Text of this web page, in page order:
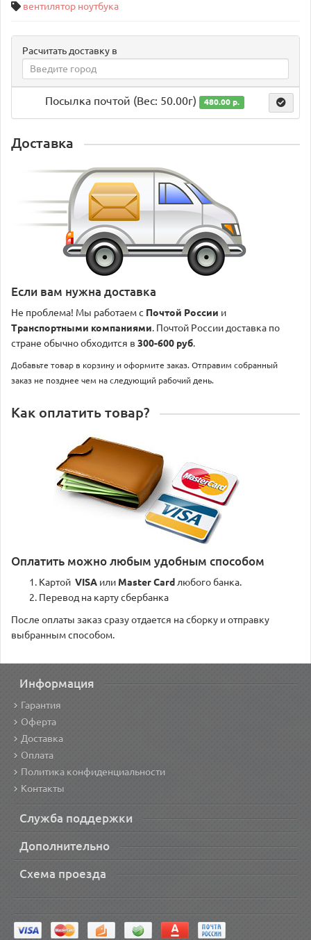
вентилятор ноутбука
Расчитать доставку в
Посылка почтой (Вес: 50.00г) 480.00 р.
Доставка
Если вам нужна доставка
Не проблема! Мы работаем с Почтой России и
Транспортными компаниями. Почтой России доставка по
стране обычно обходится в 300-600 руб.
Добавьте товар в корзину и оформите заказ. Отправим собранный
заказ не позднее чем на следующий рабочий день.
Как оплатить товар?
Оплатить можно любым удобным способом
Картой VISA или Master Card любого банка.
Перевод на карту сбербанка
После оплаты заказ сразу отдается на сборку и отправку
выбранным способом.
Информация
Гарантия
Оферта
Доставка
Оплата
Политика конфиденциальности
Контакты
Служба поддержки
Дополнительно
Схема проезда